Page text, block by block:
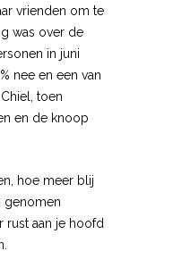
vrienden om te
was over de
in juni
nee en een van
toen
en de knoop
hoe meer blij
genomen
rust aan je hoofd